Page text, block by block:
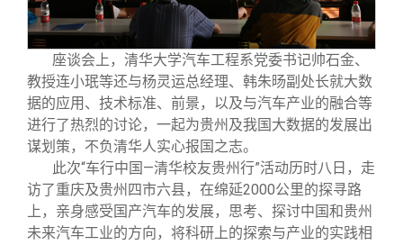
座谈会上，清华大学汽车工程系党委书记帅石金、
教授连小珉等还与杨灵运总经理、韩朱旸副处长就大数
据的应用、技术标准、前景，以及与汽车产业的融合等
进行了热烈的讨论，一起为贵州及我国大数据的发展出
谋划策，不负清华人实心报国之志。
此次“车行中国—清华校友贵州行”活动历时八日，走
访了重庆及贵州四市六县，在绵延2000公里的探寻路
上，亲身感受国产汽车的发展，思考、探讨中国和贵州
未来汽车工业的方向，将科研上的探索与产业的实践相